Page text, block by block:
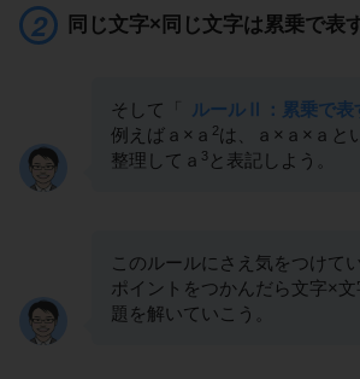
同じ文字×同じ文字は累乗で表
そして「 ルールⅡ：累乗で表
例えばａ×ａ 2は、ａ×ａ×ａと
整理してａ 3 と表記しよう。
このルールにさえ気をつけて
ポイントをつかんだら文字×
題を解いていこう。